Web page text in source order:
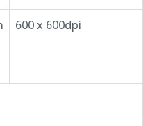
600 x 600dpi